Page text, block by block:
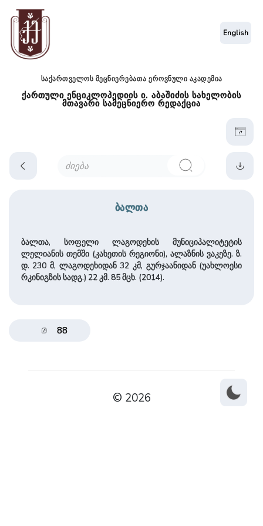
საქართველოს მეცნიერებათა ეროვნული აკადემია
ქართული ენციკლოპედიის ი. აბაშიძის სახელობის
მთავარი სამეცნიერო რედაქცია
English
ბალთა
ბალთა, სოფელი ლაგოდეხის მუნიციპალიტეტის
ლელიანის თემში (კახეთის რეგიონი), ალაზნის ვაკეზე. ზ.
დ. 230 მ, ლაგოდეხიდან 32 კმ, გურჯაანიდან (უახლოესი
რკინიგზის სადგ.) 22 კმ. 85 მცხ. (2014).
88
© 2026